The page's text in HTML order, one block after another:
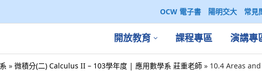
OCW 電子書 陽明交大 常見
開放教育 課程專區 演講專
» 微積分(二) Calculus II – 103學年度 | 應用數學系 莊重老師 » 10.4 Areas